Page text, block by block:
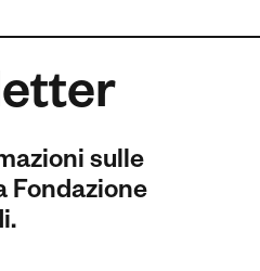
sulle
Fondazione